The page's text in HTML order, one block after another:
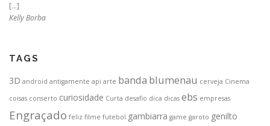
[…]
Kelly Borba
TAGS
3D android antigamente api arte banda blumenau cerveja Cinema
coisas conserto curiosidade Curta desafio dica dicas ebs empresas
Engraçado feliz filme futebol gambiarra game garoto genilto